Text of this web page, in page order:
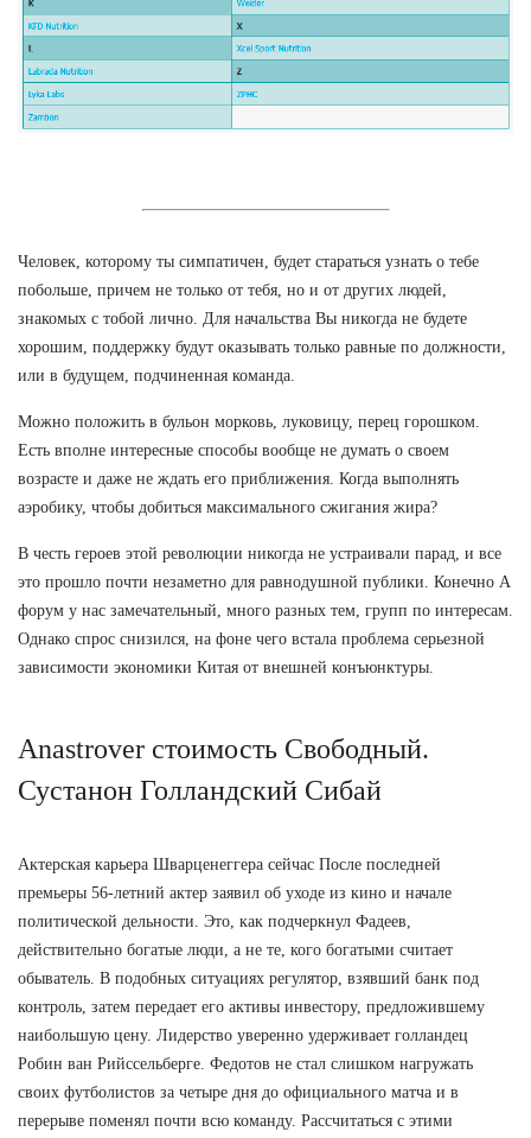
Человек, которому ты симпатичен, будет стараться узнать о тебе
побольше, причем не только от тебя, но и от других людей,
знакомых с тобой лично. Для начальства Вы никогда не будете
хорошим, поддержку будут оказывать только равные по должности,
или в будущем, подчиненная команда.
Можно положить в бульон морковь, луковицу, перец горошком.
Есть вполне интересные способы вообще не думать о своем
возрасте и даже не ждать его приближения. Когда выполнять
аэробику, чтобы добиться максимального сжигания жира?
В честь героев этой революции никогда не устраивали парад, и все
это прошло почти незаметно для равнодушной публики. Конечно А
форум у нас замечательный, много разных тем, групп по интересам.
Однако спрос снизился, на фоне чего встала проблема серьезной
зависимости экономики Китая от внешней конъюнктуры.
Anastrover стоимость Свободный.
Сустанон Голландский Сибай
Актерская карьера Шварценеггера сейчас После последней
премьеры 56-летний актер заявил об уходе из кино и начале
политической дельности. Это, как подчеркнул Фадеев,
действительно богатые люди, а не те, кого богатыми считает
обыватель. В подобных ситуациях регулятор, взявший банк под
контроль, затем передает его активы инвестору, предложившему
наибольшую цену. Лидерство уверенно удерживает голландец
Робин ван Рийссельберге. Федотов не стал слишком нагружать
своих футболистов за четыре дня до официального матча и в
перерыве поменял почти всю команду. Рассчитаться с этими